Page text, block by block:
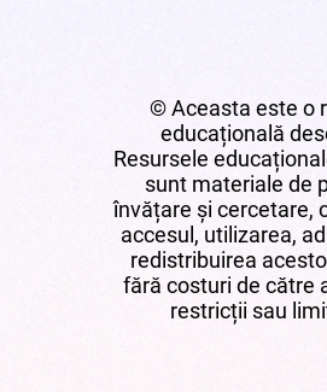
© Aceasta este o
educațională
Resursele
sunt materiale de
învățare și cercetare,
accesul, utilizarea,
redistribuirea
fără costuri de către
restricții sau